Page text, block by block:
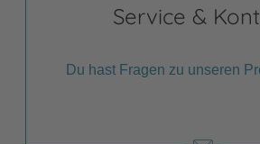
Service &
Du hast Fragen zu unseren